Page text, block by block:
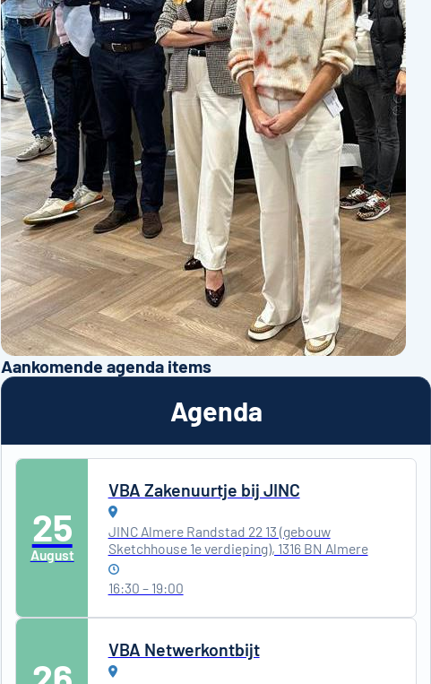
Aankomende agenda items
Agenda
25
August
VBA Zakenuurtje bij JINC
JINC Almere Randstad 22 13 (gebouw
Sketchhouse 1e verdieping), 1316 BN Almere
16:30 – 19:00
VBA Netwerkontbijt